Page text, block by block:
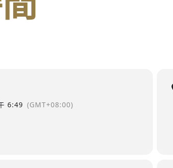
6:49 (GMT+08:00)